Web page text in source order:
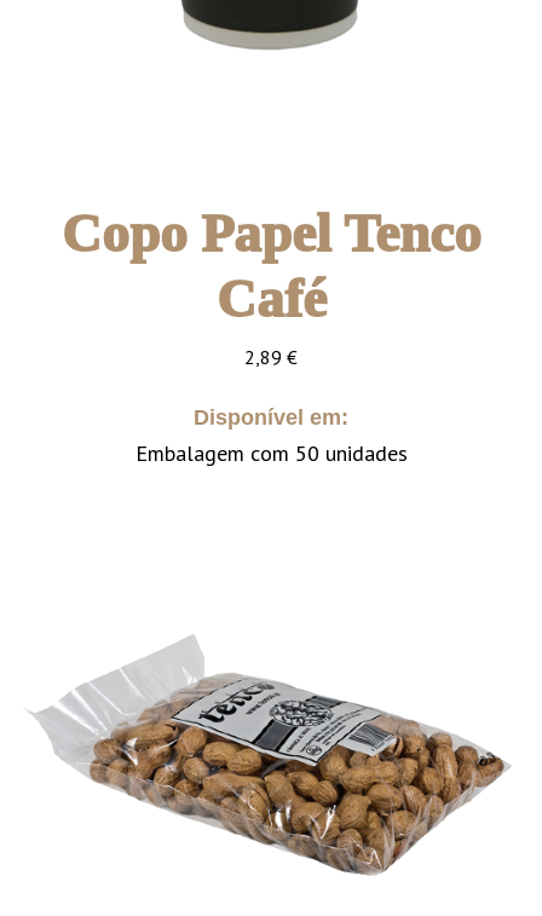
Copo Papel Tenco
Café
2,89 €
Disponível em:
Embalagem com 50 unidades